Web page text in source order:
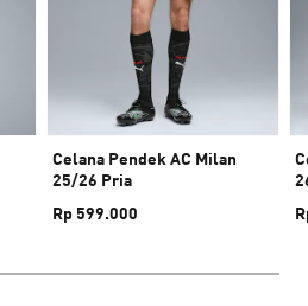
Celana Pendek AC Milan
25/26 Pria
Rp 599.000